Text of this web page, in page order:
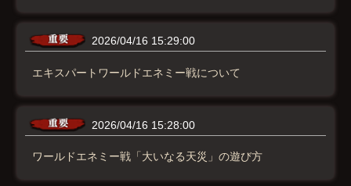
2026/04/16 15:29:00
エキスパートワールドエネミー戦について
2026/04/16 15:28:00
ワールドエネミー戦「大いなる天災」の遊び方